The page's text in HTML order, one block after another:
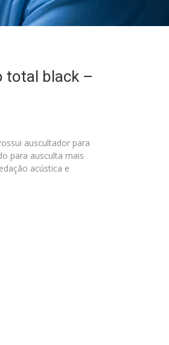
total black –
auscultador para
para ausculta mais
acústica e